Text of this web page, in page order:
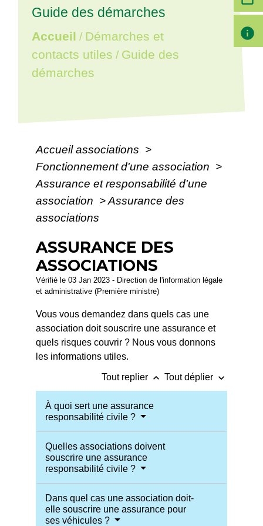
Guide des démarches
Accueil / Démarches et
contacts utiles / Guide des
démarches
Accueil associations >
Fonctionnement d'une association >
Assurance et responsabilité d'une
association >Assurance des
associations
ASSURANCE DES
ASSOCIATIONS
Vérifié le 03 Jan 2023 - Direction de l'information légale
et administrative (Première ministre)
Vous vous demandez dans quels cas une
association doit souscrire une assurance et
quels risques couvrir ? Nous vous donnons
les informations utiles.
Tout replier keyboard_arrow_up Tout déplier keyboard_arrow_down
À quoi sert une assurance
responsabilité civile ?
Quelles associations doivent
souscrire une assurance
responsabilité civile ?
Dans quel cas une association doit-
elle souscrire une assurance pour
ses véhicules ?
info